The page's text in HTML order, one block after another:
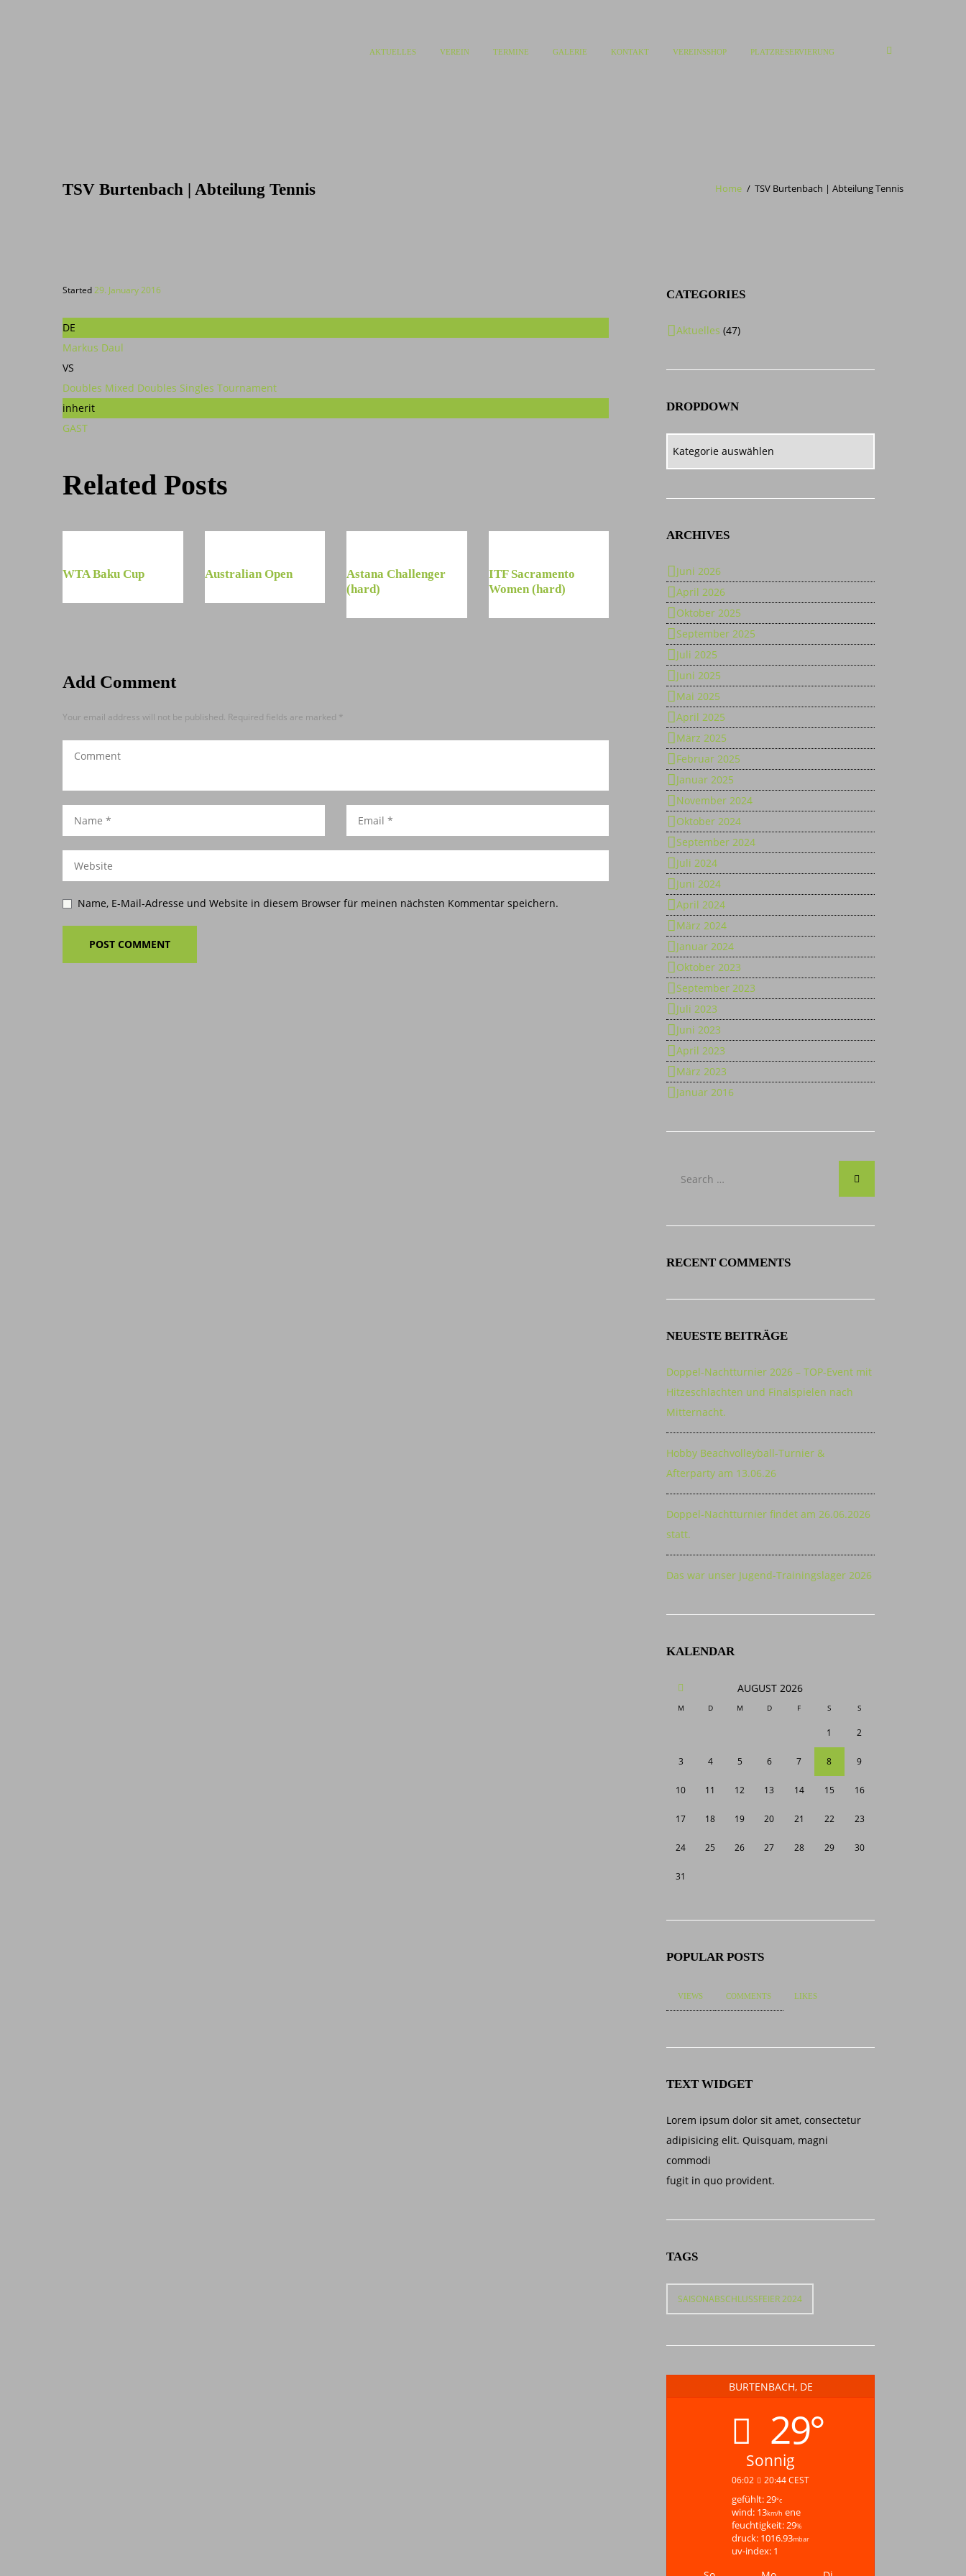
AKTUELLES VEREIN TERMINE GALERIE KONTAKT VEREINSSHOP PLATZRESERVIERUNG
TSV Burtenbach | Abteilung Tennis Home TSV Burtenbach | Abteilung Tennis
Started29. January 2016
DE
Markus Daul
VS
Doubles Mixed Doubles Singles Tournament
inherit
GAST
Related Posts
WTA Baku Cup Australian Open
Astana Challenger
(hard)
ITF Sacramento
Women (hard)
Add Comment
Your email address will not be published. Required fields are marked *
Name, E-Mail-Adresse und Website in diesem Browser für meinen nächsten Kommentar speichern.
CATEGORIES
Aktuelles (47)
DROPDOWN
ARCHIVES
Juni 2026
April 2026
Oktober 2025
September 2025
Juli 2025
Juni 2025
Mai 2025
April 2025
März 2025
Februar 2025
Januar 2025
November 2024
Oktober 2024
September 2024
Juli 2024
Juni 2024
April 2024
März 2024
Januar 2024
Oktober 2023
September 2023
Juli 2023
Juni 2023
April 2023
März 2023
Januar 2016
RECENT COMMENTS
NEUESTE BEITRÄGE
Doppel-Nachtturnier 2026 – TOP-Event mit
Hitzeschlachten und Finalspielen nach
Mitternacht.
Hobby Beachvolleyball-Turnier &
Afterparty am 13.06.26
Doppel-Nachtturnier findet am 26.06.2026
statt.
Das war unser Jugend-Trainingslager 2026
KALENDAR
AUGUST 2026
M D M D F S S
1 2
3 4 5 6 7 8 9
10 11 12 13 14 15 16
17 18 19 20 21 22 23
24 25 26 27 28 29 30
31
POPULAR POSTS
VIEWS COMMENTS LIKES
TEXT WIDGET
Lorem ipsum dolor sit amet, consectetur
adipisicing elit. Quisquam, magni
commodi
fugit in quo provident.
TAGS
SAISONABSCHLUSSFEIER 2024
BURTENBACH, DE
29°
Sonnig
06:02 20:44 CEST
gefühlt: 29°c
wind: 13km/h ene
feuchtigkeit: 29%
druck: 1016.93mbar
uv-index: 1